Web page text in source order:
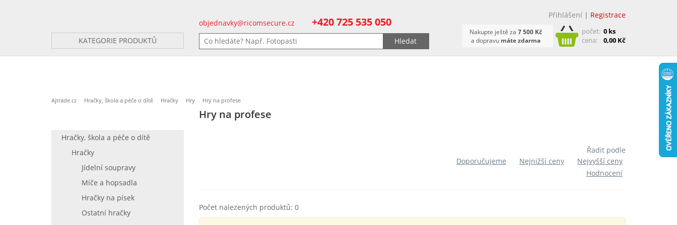
KATEGORIE PRODUKTŮ
objednavky@ricomsecure.cz +420 725 535 050
Přihlášení | Registrace
počet: 0 ks
cena:
0,00 Kč
Nakupte ještě za 7 500 Kč
a dopravu máte zdarma
Ajtrade.cz Hračky, škola a péče o dítě Hračky Hry Hry na profese
Hry na profese
Hračky, škola a péče o dítě
Hračky
Jídelní soupravy
Míče a hopsadla
Hračky na písek
Ostatní hračky
Řadit podle
Doporučujeme
Nejnižší ceny
Nejvyšší ceny
Hodnocení
Počet nalezených produktů: 0